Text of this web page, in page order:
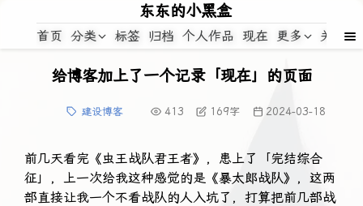
东东的小黑盒
首页 分类 标签 归档 个人作品 现在 更多 关于
给博客加上了一个记录「现在」的页面
建设博客 413 169字 2024-03-18
前几天看完《虫王战队君王者》，患上了「完结综合
征」，上一次给我这种感觉的是《暴太郎战队》，这两
部直接让我一个不看战队的人入坑了，打算把前几部战